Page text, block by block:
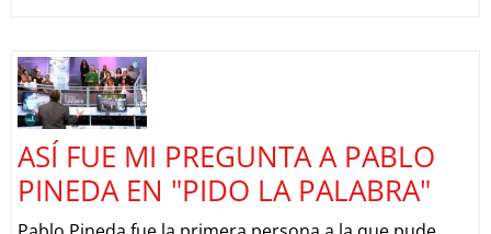
ASÍ FUE MI PREGUNTA A PABLO
PINEDA EN "PIDO LA PALABRA"